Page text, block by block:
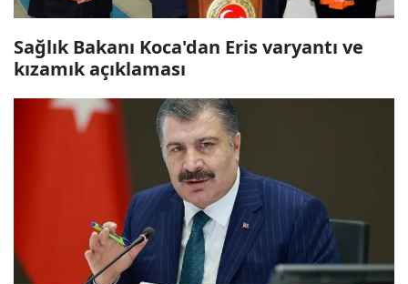
Sağlık Bakanı Koca'dan Eris varyantı ve
kızamık açıklaması